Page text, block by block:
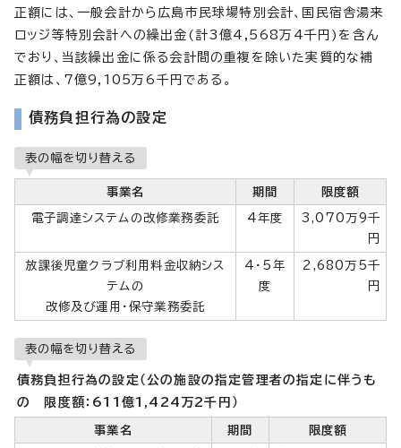
正額には、一般会計から広島市民球場特別会計、国民宿舎湯来
ロッジ等特別会計への繰出金(計3億4,568万4千円)を含ん
でおり、当該繰出金に係る会計間の重複を除いた実質的な補
正額は、7億9,105万6千円である。
債務負担行為の設定
表の幅を切り替える
事業名 期間 限度額
電子調達システムの改修業務委託 4年度
3,070万9千
円
放課後児童クラブ利用料金収納シス
テムの
改修及び運用・保守業務委託
4・5年
度
2,680万5千
円
表の幅を切り替える
債務負担行為の設定（公の施設の指定管理者の指定に伴うも
の 限度額：611億1,424万2千円）
事業名 期間 限度額